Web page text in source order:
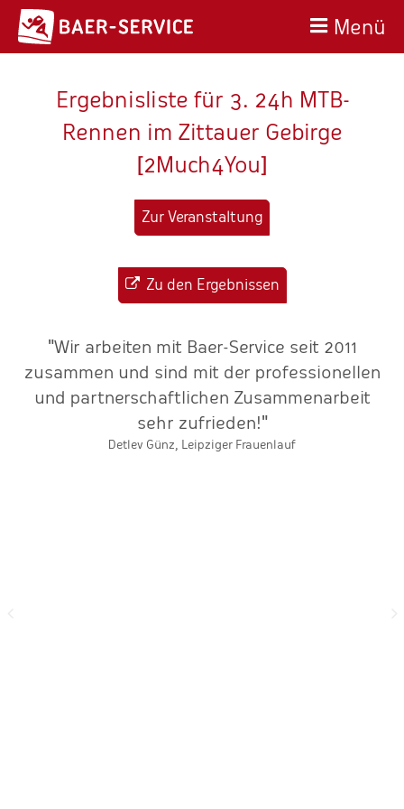
Menü
Ergebnisliste für 3. 24h MTB-
Rennen im Zittauer Gebirge
[2Much4You]
Zur Veranstaltung
Zu den Ergebnissen
"Wir arbeiten mit Baer-Service seit 2011
zusammen und sind mit der professionellen
und partnerschaftlichen Zusammenarbeit
sehr zufrieden!"
Detlev Günz, Leipziger Frauenlauf